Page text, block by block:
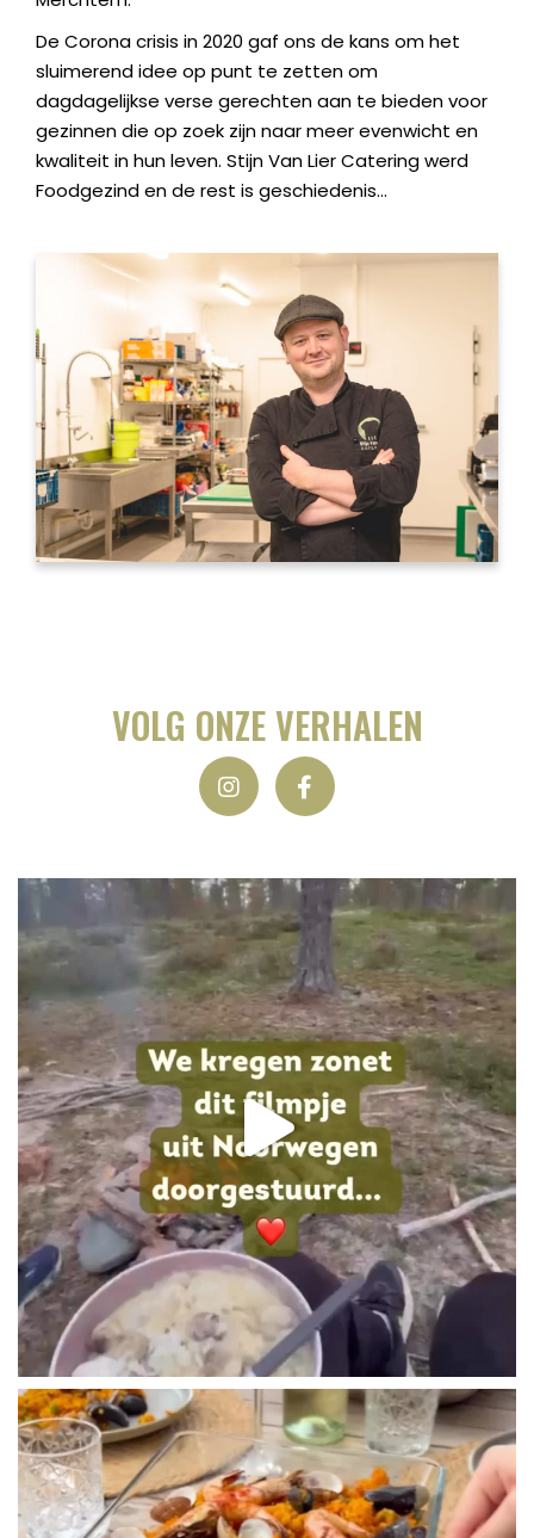
De Corona crisis in 2020 gaf ons de kans om het
sluimerend idee op punt te zetten om
dagdagelijkse verse gerechten aan te bieden voor
gezinnen die op zoek zijn naar meer evenwicht en
kwaliteit in hun leven. Stijn Van Lier Catering werd
Foodgezind en de rest is geschiedenis…
VOLG ONZE VERHALEN